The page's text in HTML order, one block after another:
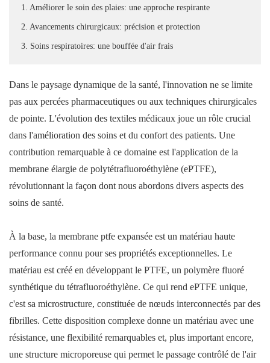
1. Améliorer le soin des plaies: une approche respirante
2. Avancements chirurgicaux: précision et protection
3. Soins respiratoires: une bouffée d'air frais
Dans le paysage dynamique de la santé, l'innovation ne se limite
pas aux percées pharmaceutiques ou aux techniques chirurgicales
de pointe. L'évolution des textiles médicaux joue un rôle crucial
dans l'amélioration des soins et du confort des patients. Une
contribution remarquable à ce domaine est l'application de la
membrane élargie de polytétrafluoroéthylène (ePTFE),
révolutionnant la façon dont nous abordons divers aspects des
soins de santé.
À la base, la membrane ptfe expansée est un matériau haute
performance connu pour ses propriétés exceptionnelles. Le
matériau est créé en développant le PTFE, un polymère fluoré
synthétique du tétrafluoroéthylène. Ce qui rend ePTFE unique,
c'est sa microstructure, constituée de nœuds interconnectés par des
fibrilles. Cette disposition complexe donne un matériau avec une
résistance, une flexibilité remarquables et, plus important encore,
une structure microporeuse qui permet le passage contrôlé de l'air